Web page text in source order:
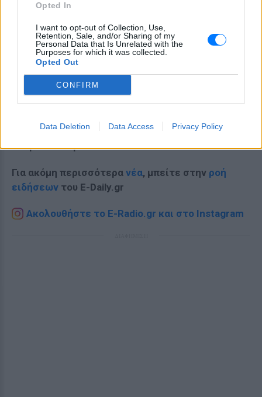
Opted In
I want to opt-out of Collection, Use,
Retention, Sale, and/or Sharing of my
Personal Data that Is Unrelated with the
Purposes for which it was collected.
Opted Out
CONFIRM
Data Deletion Data Access Privacy Policy
Ακολουθήστε το E-Radio.gr στοGoogle News
και μάθετε πρώτοιτα πιο hot νέα.
Για ακόμη περισσότερα νέα, μπείτε στην ροή
ειδήσεων του E-Daily.gr
Ακολουθήστε το E-Radio.gr και στο Instagram